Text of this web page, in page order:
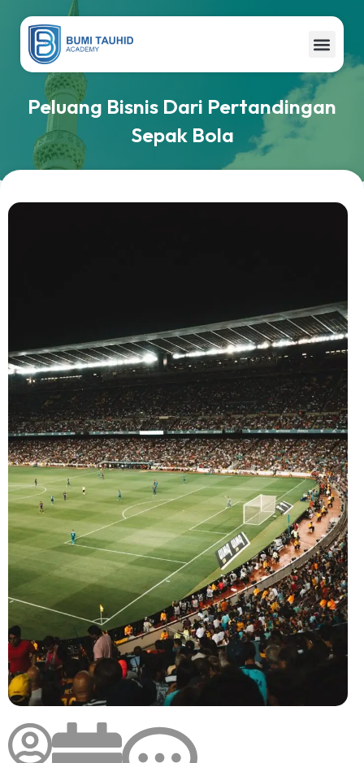
Peluang Bisnis Dari Pertandingan
Sepak Bola
Website ini di buat oleh RRDigital.id